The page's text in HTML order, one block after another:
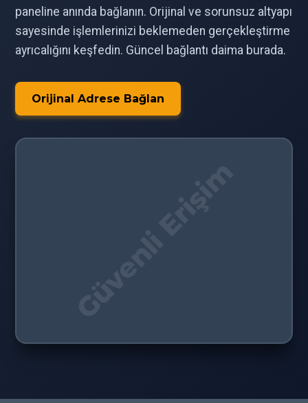
paneline anında bağlanın. Orijinal ve sorunsuz altyapı
sayesinde işlemlerinizi beklemeden gerçekleştirme
ayrıcalığını keşfedin. Güncel bağlantı daima burada.
Orijinal Adrese Bağlan